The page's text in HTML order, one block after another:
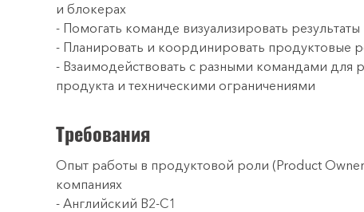
и блокерах
- Помогать команде визуализировать
- Планировать и координировать продуктовые
- Взаимодействовать с разными командами для
продукта и техническими ограничениями
Требования
Опыт работы в продуктовой роли (Product
компаниях
- Английский B2-C1